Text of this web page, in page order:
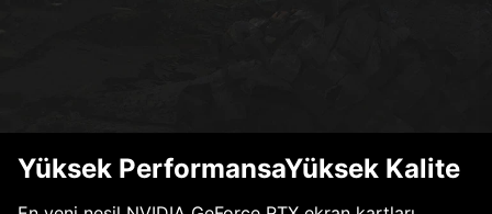
Yüksek PerformansaYüksek Kalite